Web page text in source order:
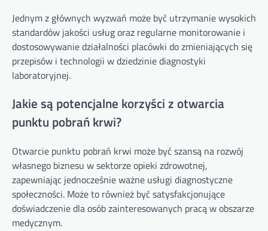
Jednym z głównych wyzwań może być utrzymanie wysokich
standardów jakości usług oraz regularne monitorowanie i
dostosowywanie działalności placówki do zmieniających się
przepisów i technologii w dziedzinie diagnostyki
laboratoryjnej.
Jakie są potencjalne korzyści z otwarcia
punktu pobrań krwi?
Otwarcie punktu pobrań krwi może być szansą na rozwój
własnego biznesu w sektorze opieki zdrowotnej,
zapewniając jednocześnie ważne usługi diagnostyczne
społeczności. Może to również być satysfakcjonujące
doświadczenie dla osób zainteresowanych pracą w obszarze
medycznym.